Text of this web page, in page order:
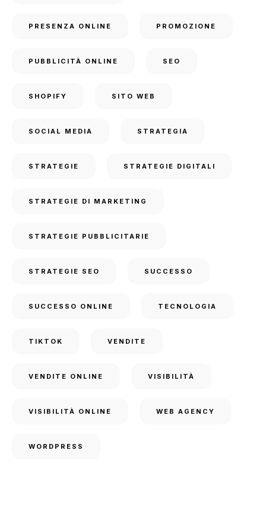
PRESENZA ONLINE PROMOZIONE
PUBBLICITÀ ONLINE SEO
SHOPIFY SITO WEB
SOCIAL MEDIA STRATEGIA
STRATEGIE STRATEGIE DIGITALI
STRATEGIE DI MARKETING
STRATEGIE PUBBLICITARIE
STRATEGIE SEO SUCCESSO
SUCCESSO ONLINE TECNOLOGIA
TIKTOK VENDITE
VENDITE ONLINE VISIBILITÀ
VISIBILITÀ ONLINE WEB AGENCY
WORDPRESS